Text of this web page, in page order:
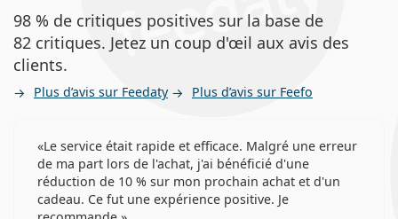
98 % de critiques positives sur la base de
82 critiques. Jetez un coup d'œil aux avis des
clients.
Plus d’avis sur Feedaty Plus d’avis sur Feefo
Le service était rapide et efficace. Malgré une erreur
de ma part lors de l'achat, j'ai bénéficié d'une
réduction de 10 % sur mon prochain achat et d'un
cadeau. Ce fut une expérience positive. Je